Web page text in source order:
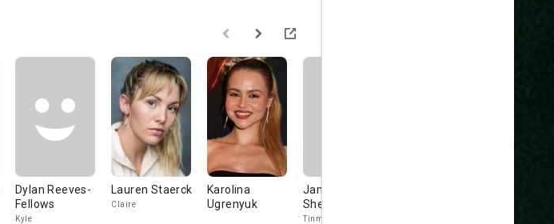
Dylan Reeves-
Fellows
Kyle
Lauren Staerck
Claire
Karolina
Ugrenyuk
James
Shenton
Tinman